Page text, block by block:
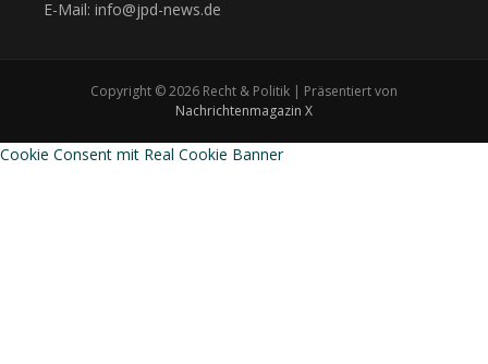
E-Mail: info@jpd-news.de
Copyright © 2026 Recht & Politik | Präsentiert von
Nachrichtenmagazin X
Cookie Consent mit Real Cookie Banner